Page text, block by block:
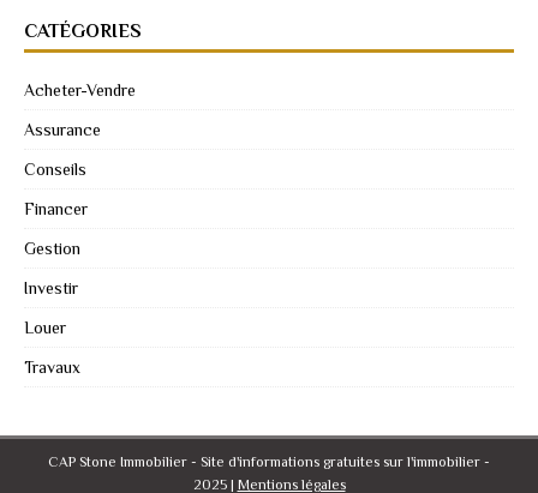
CATÉGORIES
Acheter-Vendre
Assurance
Conseils
Financer
Gestion
Investir
Louer
Travaux
CAP Stone Immobilier - Site d'informations gratuites sur l'immobilier -
2025 | Mentions légales